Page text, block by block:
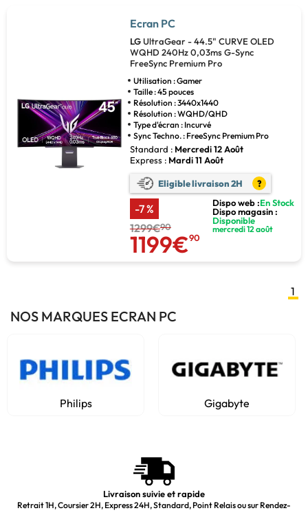
Ecran PC
LGUltraGear - 44.5" CURVE OLED
WQHD 240Hz 0,03ms G-Sync
FreeSync Premium Pro
Utilisation : Gamer
Taille : 45 pouces
Résolution : 3440x1440
Résolution : WQHD/QHD
Type d'écran : Incurvé
Sync Techno. : FreeSync Premium Pro
Standard : Mercredi 12 Août
Express : Mardi 11 Août
Eligible livraison 2H ?
-7 %
1299€90
1199€90
Dispo web :En Stock
Dispo magasin :
Disponible
mercredi 12 août
1
NOS MARQUES ECRAN PC
Philips Gigabyte
Livraison suivie et rapide
Retrait 1H, Coursier 2H, Express 24H, Standard, Point Relais ou sur Rendez-